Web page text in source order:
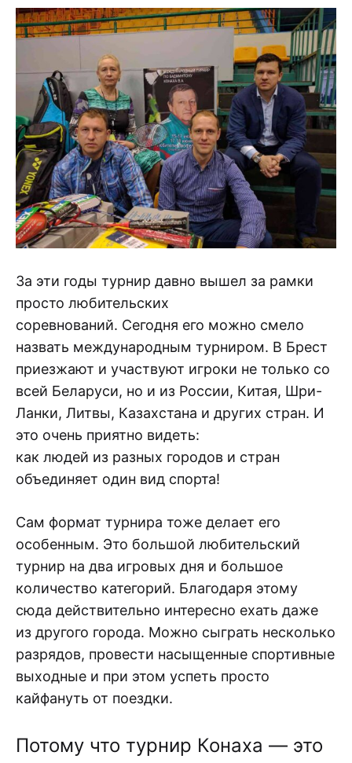
За эти годы турнир давно вышел за рамки
просто любительских
соревнований. Сегодня его можно смело
назвать международным турниром. В Брест
приезжают и участвуют игроки не только со
всей Беларуси, но и из России, Китая, Шри-
Ланки, Литвы, Казахстана и других стран. И
это очень приятно видеть:
как людей из разных городов и стран
объединяет один вид спорта!
Сам формат турнира тоже делает его
особенным. Это большой любительский
турнир на два игровых дня и большое
количество категорий. Благодаря этому
сюда действительно интересно ехать даже
из другого города. Можно сыграть несколько
разрядов, провести насыщенные спортивные
выходные и при этом успеть просто
кайфануть от поездки.
Потому что турнир Конаха — это